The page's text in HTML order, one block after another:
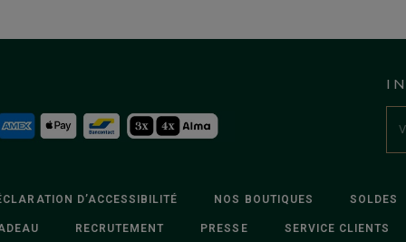
D’ACCESSIBILITÉ NOS BOUTIQUES SOLDES
RECRUTEMENT PRESSE SERVICE CLIENTS